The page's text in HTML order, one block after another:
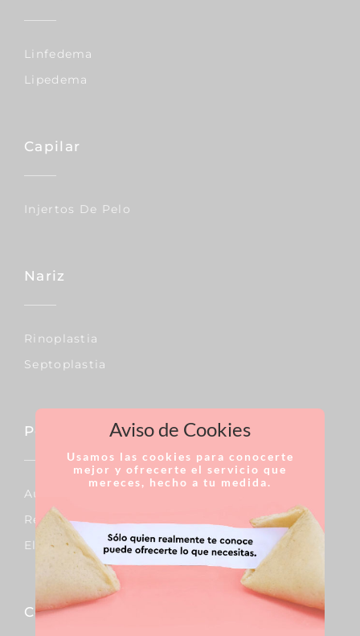
Linfedema
Lipedema
Capilar
Injertos De Pelo
Nariz
Rinoplastia
Septoplastia
Pecho
Aumento De Pecho
Reducción De Pecho
Elevación De Pecho
Corporal
Aviso de Cookies
Usamos las cookies para conocerte
mejor y ofrecerte el servicio que
mereces, hecho a tu medida.